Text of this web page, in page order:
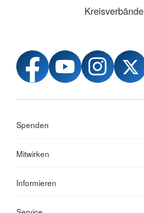
Kreisverbände
Spenden
Mitwirken
Informieren